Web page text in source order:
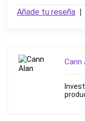
Añade tu reseña |
Cann